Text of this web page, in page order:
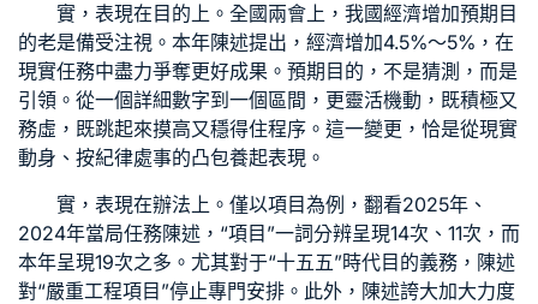
實，表現在目的上。全國兩會上，我國經濟增加預期目
的老是備受注視。本年陳述提出，經濟增加4.5%～5%，在
現實任務中盡力爭奪更好成果。預期目的，不是猜測，而是
引領。從一個詳細數字到一個區間，更靈活機動，既積極又
務虛，既跳起來摸高又穩得住程序。這一變更，恰是從現實
動身、按紀律處事的凸包養起表現。
實，表現在辦法上。僅以項目為例，翻看2025年、
2024年當局任務陳述，“項目”一詞分辨呈現14次、11次，而
本年呈現19次之多。尤其對于“十五五”時代目的義務，陳述
對“嚴重工程項目”停止專門安排。此外，陳述誇大加大力度